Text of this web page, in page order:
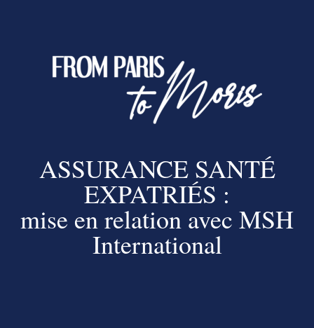
ASSURANCE SANTÉ
EXPATRIÉS :
mise en relation avec MSH
International